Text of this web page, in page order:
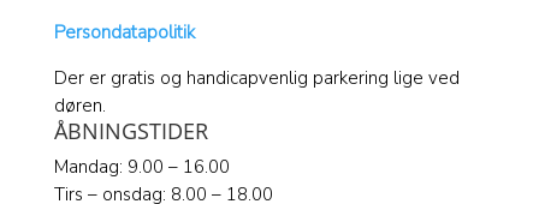
Persondatapolitik
Der er gratis og handicapvenlig parkering lige ved
døren.
ÅBNINGSTIDER
Mandag: 9.00 – 16.00
Tirs – onsdag: 8.00 – 18.00